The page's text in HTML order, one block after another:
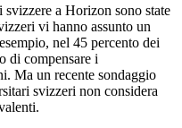
a Horizon sono state
vi hanno assunto un
nel 45 percento dei
di compensare i
Ma un recente sondaggio
svizzeri non considera